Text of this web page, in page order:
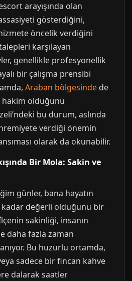
arayışında olan
gösterdiğini,
öncelik verdiğini
karşılayan
genellikle profesyonellik
bir çalışma prensibi
Araban bölgesinde de
hakim olduğunu
bu durum, aslında
verdiği önemin
olarak da okunabilir.
Bir Mola: Sakin ve
günler, bana hayatın
kadar değerli olduğunu bir
sakinliği, insanın
daha fazla zaman
Bu huzurlu ortamda,
sadece bir fincan kahve
dalarak saatler